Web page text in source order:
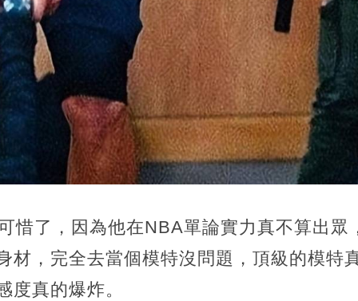
惜了，因為他在NBA單論實力真不算出眾
材，完全去當個模特沒問題，頂級的模特
度真的爆炸。